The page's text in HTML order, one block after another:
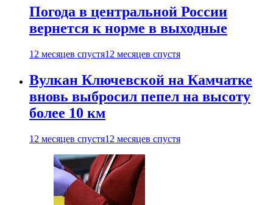
Погода в центральной России
вернется к норме в выходные
12 месяцев спустя12 месяцев спустя
Вулкан Ключевской на Камчатке
вновь выбросил пепел на высоту
более 10 км
12 месяцев спустя12 месяцев спустя